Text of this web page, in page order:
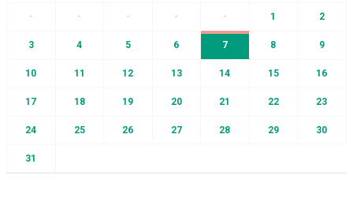
- - - - - 1 2
3 4 5 6 7 8 9
10 11 12 13 14 15 16
17 18 19 20 21 22 23
24 25 26 27 28 29 30
31